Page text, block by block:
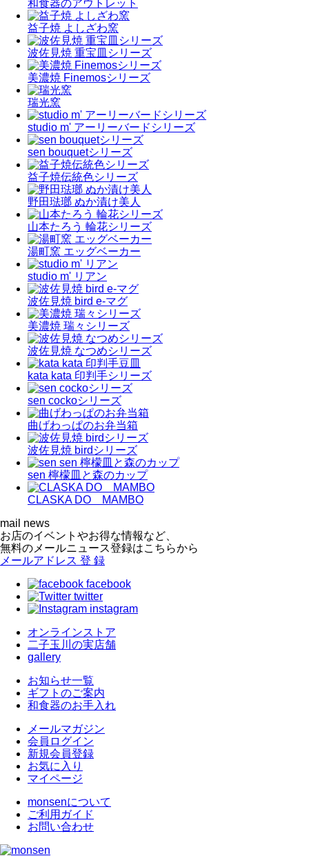
和食器のアウトレット
益子焼 よしざわ窯
波佐見焼 重宝皿シリーズ
美濃焼 Finemosシリーズ
瑞光窯
studio m' アーリーバードシリーズ
sen bouquetシリーズ
益子焼伝統色シリーズ
野田琺瑯 ぬか漬け美人
山本たろう 輪花シリーズ
湯町窯 エッグベーカー
studio m' リアン
波佐見焼 bird e-マグ
美濃焼 瑞々シリーズ
波佐見焼 なつめシリーズ
kata kata 印判手シリーズ
sen cockoシリーズ
曲げわっぱのお弁当箱
波佐見焼 birdシリーズ
sen 檸檬皿と森のカップ
CLASKA DO MAMBO
mail news
お店のイベントやお得な情報など、
無料のメールニュース登録はこちらから
メールアドレス 登 録
facebook
twitter
instagram
オンラインストア
二子玉川の実店舗
gallery
お知らせ一覧
ギフトのご案内
和食器のお手入れ
メールマガジン
会員ログイン
新規会員登録
お気に入り
マイページ
monsenについて
ご利用ガイド
お問い合わせ